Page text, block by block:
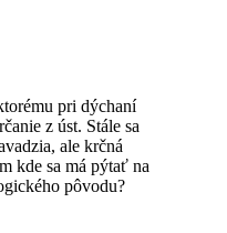
pri dýchaní
z úst. Stále sa
ale krčná
kde sa má pýtať na
pôvodu?